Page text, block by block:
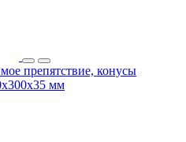
препятствие, конусы
мм